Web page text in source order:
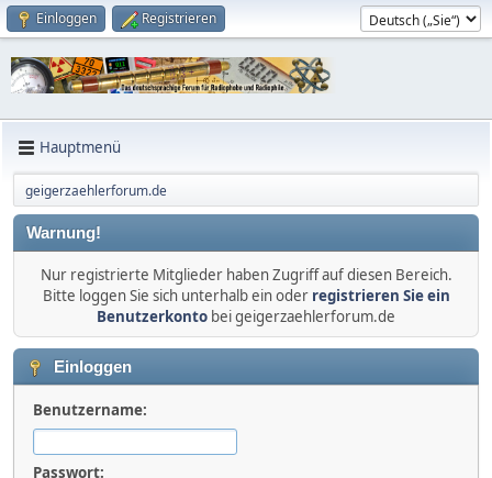
Einloggen Registrieren
Hauptmenü
geigerzaehlerforum.de
Warnung!
Nur registrierte Mitglieder haben Zugriff auf diesen Bereich.
Bitte loggen Sie sich unterhalb ein oder registrieren Sie ein
Benutzerkonto bei geigerzaehlerforum.de
Einloggen
Benutzername:
Passwort: